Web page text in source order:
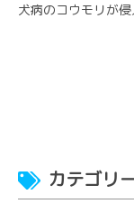
犬病のコウモリが侵
カテゴリ